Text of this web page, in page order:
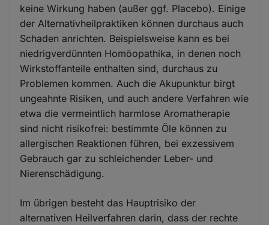
keine Wirkung haben (außer ggf. Placebo). Einige
der Alternativheilpraktiken können durchaus auch
Schaden anrichten. Beispielsweise kann es bei
niedrigverdünnten Homöopathika, in denen noch
Wirkstoffanteile enthalten sind, durchaus zu
Problemen kommen. Auch die Akupunktur birgt
ungeahnte Risiken, und auch andere Verfahren wie
etwa die vermeintlich harmlose Aromatherapie
sind nicht risikofrei: bestimmte Öle können zu
allergischen Reaktionen führen, bei exzessivem
Gebrauch gar zu schleichender Leber- und
Nierenschädigung.
Im übrigen besteht das Hauptrisiko der
alternativen Heilverfahren darin, dass der rechte